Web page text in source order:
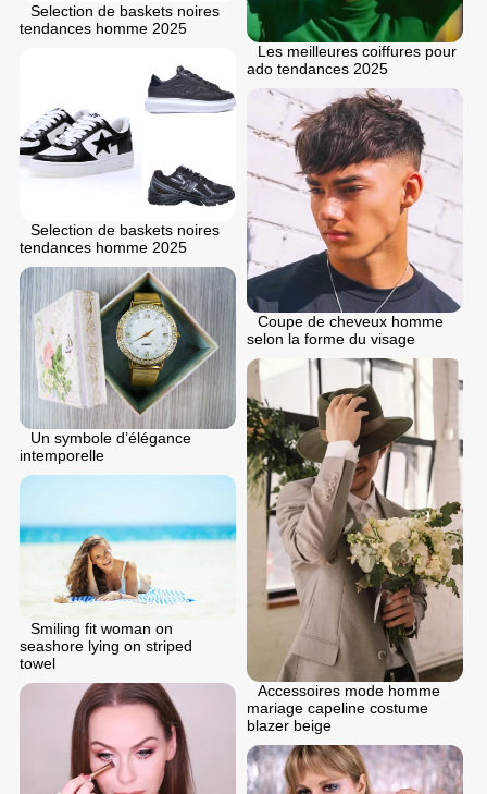
Les meilleures coiffures pour
ado tendances 2025
Selection de baskets noires
tendances homme 2025
Selection de baskets noires
tendances homme 2025
Coupe de cheveux homme
selon la forme du visage
Un symbole d’élégance
intemporelle
Accessoires mode homme
mariage capeline costume
blazer beige
Smiling fit woman on
seashore lying on striped
towel